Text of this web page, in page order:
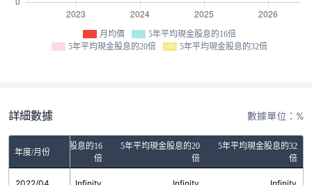
月均價
5年平均現金股息的16倍
5年平均現金股息的20倍
5年平均現金股息的32倍
詳細數據 數據單位：%
年度/月份
5年平均現金股息的16
倍
5年平均現金股息的20
倍
5年平均現金股息的32
倍